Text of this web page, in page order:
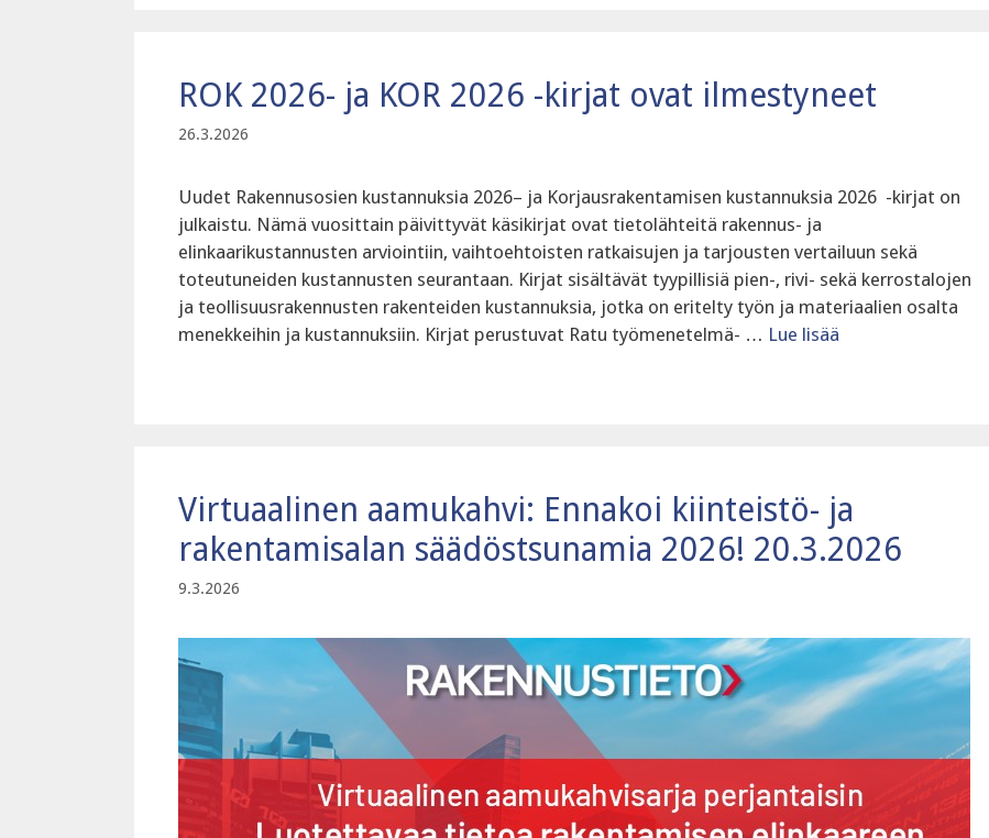
ROK 2026- ja KOR 2026 -kirjat ovat ilmestyneet
26.3.2026
Uudet Rakennusosien kustannuksia 2026– ja Korjausrakentamisen kustannuksia 2026 -kirjat on
julkaistu. Nämä vuosittain päivittyvät käsikirjat ovat tietolähteitä rakennus- ja
elinkaarikustannusten arviointiin, vaihtoehtoisten ratkaisujen ja tarjousten vertailuun sekä
toteutuneiden kustannusten seurantaan. Kirjat sisältävät tyypillisiä pien-, rivi- sekä kerrostalojen
ja teollisuusrakennusten rakenteiden kustannuksia, jotka on eritelty työn ja materiaalien osalta
menekkeihin ja kustannuksiin. Kirjat perustuvat Ratu työmenetelmä- … Lue lisää
Virtuaalinen aamukahvi: Ennakoi kiinteistö- ja
rakentamisalan säädöstsunamia 2026! 20.3.2026
9.3.2026